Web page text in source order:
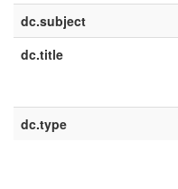
dc.subject
dc.title
dc.type